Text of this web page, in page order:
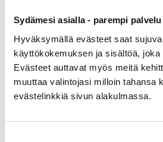
Sydämesi asialla - parempi
Hyväksymällä evästeet saat
käyttökokemuksen ja sisältöä, joka
Evästeet auttavat myös meitä
muuttaa valintojasi milloin tahansa
evästelinkkiä sivun alakulmassa.
Kuvassa Lauttasaaren Ala-
Pirjo Leppänen.